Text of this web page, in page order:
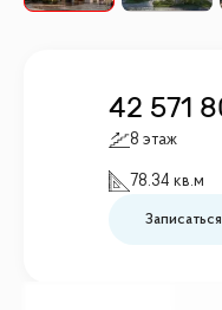
42 571
8 этаж
78.34 кв.м